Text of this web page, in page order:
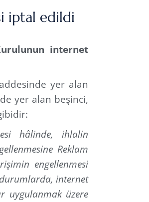
iptal edildi
internet
yer alan
yer alan beşinci,
hâlinde, ihlalin
Reklam
engellenmesi
internet
uygulanmak üzere